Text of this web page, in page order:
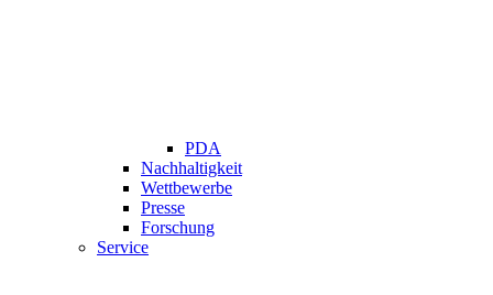
PDA
Nachhaltigkeit
Wettbewerbe
Presse
Forschung
Service